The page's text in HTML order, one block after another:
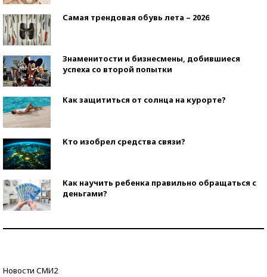
Самая трендовая обувь лета – 2026
Знаменитости и бизнесмены, добившиеся
успеха со второй попытки
Как защититься от солнца на курорте?
Кто изобрел средства связи?
Как научить ребенка правильно обращаться с
деньгами?
Новости СМИ2